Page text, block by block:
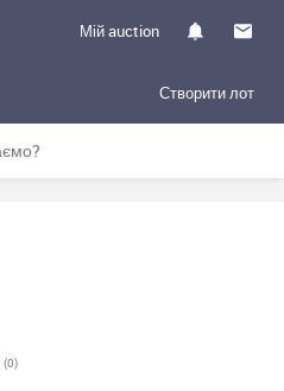
Мій auction
Створити лот
(0)